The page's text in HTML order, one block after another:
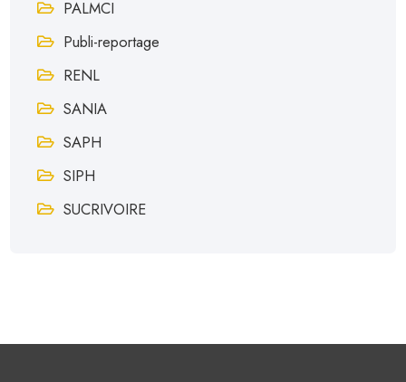
PALMCI
Publi-reportage
RENL
SANIA
SAPH
SIPH
SUCRIVOIRE